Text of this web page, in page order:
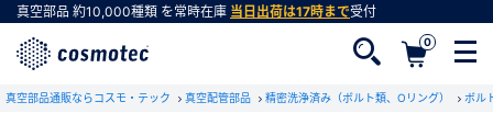
真空部品 約10,000種類 を常時在庫 当日出荷は17時まで受付
0
真空部品通販ならコスモ・テック 真空配管部品 精密洗浄済み（ボルト類、Oリング） ボル
RoHS2適合報告書のダウンロード
下記製品のRoHS2適合報告書のダウンロードをします。